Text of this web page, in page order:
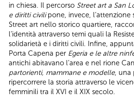
in chiesa. Il percorso Street art a San
e diritti civilipone, invece, l’attenzione
Street art nello storico quartiere,
l’identità attraverso temi quali la
solidarietà e i diritti civili. Infine,
Porta Capena per Egeria e le altre
antichi abitavano l’area e nel rione
partorienti, mammane e modelle, una
ripercorrere la storia attraverso le
femminili tra il XVI e il XIX secolo.